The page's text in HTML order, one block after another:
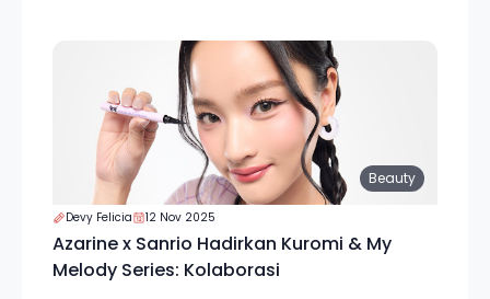
Beauty
Devy Felicia 12 Nov 2025
Azarine x Sanrio Hadirkan Kuromi & My
Melody Series: Kolaborasi